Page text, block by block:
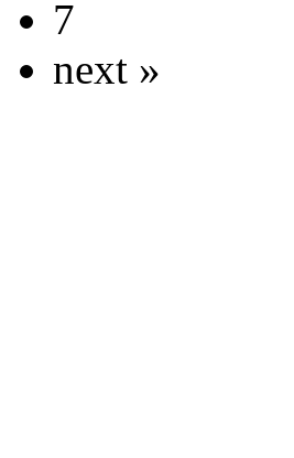
7
next »